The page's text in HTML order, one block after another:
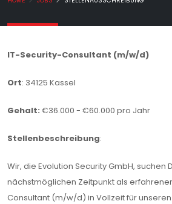
IT-Security-Consultant (m/w/d)
Ort: 34125 Kassel
Gehalt: €36.000 - €60.000 pro Jahr
Stellenbeschreibung:
Wir, die Evolution Security GmbH, suchen
nächstmöglichen Zeitpunkt als
Consultant (m/w/d) in Vollzeit für unseren